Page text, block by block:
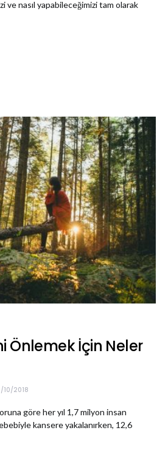
ve nasıl yapabileceğimizi tam olarak
Önlemek İçin Neler
10/2018
göre her yıl 1,7 milyon insan
kansere yakalanırken, 12,6